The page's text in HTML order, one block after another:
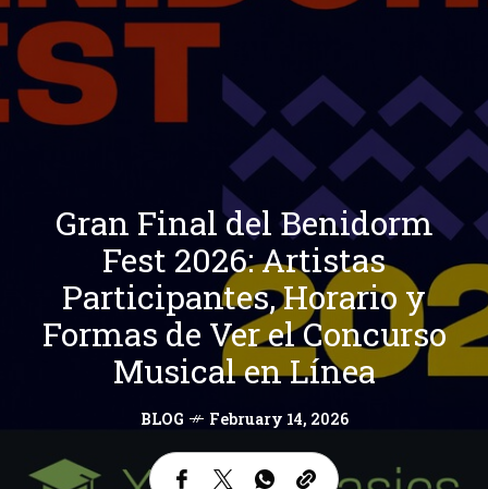
Gran Final del Benidorm
Fest 2026: Artistas
Participantes, Horario y
Formas de Ver el Concurso
Musical en Línea
BLOG February 14, 2026